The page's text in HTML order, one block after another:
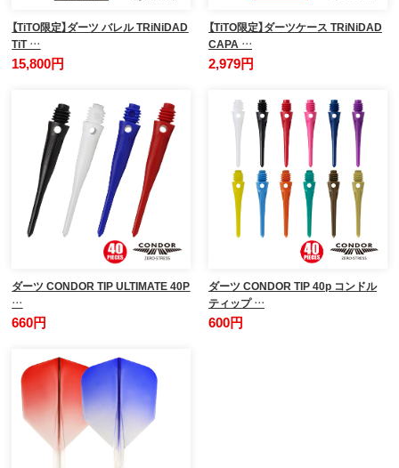
【TiTO限定】ダーツ バレル TRiNiDAD
TiT …
15,800円
【TiTO限定】ダーツケース TRiNiDAD
CAPA …
2,979円
ダーツ CONDOR TIP ULTIMATE 40P
…
660円
ダーツ CONDOR TIP 40p コンドル
ティップ …
600円